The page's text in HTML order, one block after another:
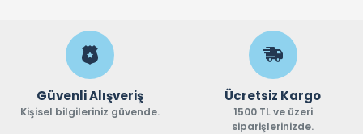
Güvenli Alışveriş
Kişisel bilgileriniz güvende.
Ücretsiz Kargo
1500 TL ve üzeri
siparişlerinizde.